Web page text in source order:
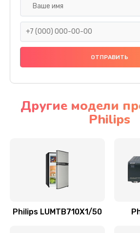
Замена
Замена клапанов
Замена
Заказать
Другие модели
Philips
Philips LUMTB710X1/50